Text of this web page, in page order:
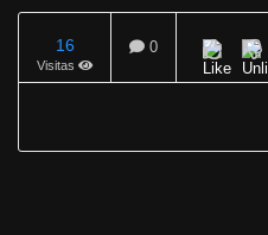
16
Visitas
0